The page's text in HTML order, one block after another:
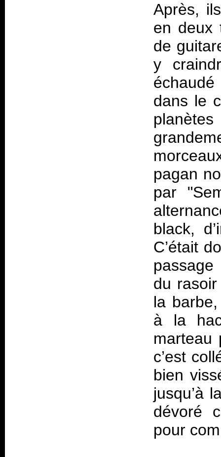
Après,
en deux
de
y
dans le
pagan
par
black,
C’était
du
la
à la
marteau
c’est
bien
jusqu’à
dévoré
pour